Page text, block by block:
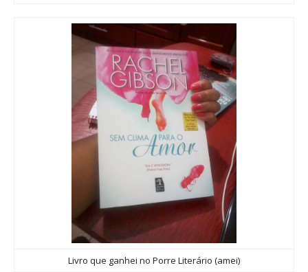
Livro que ganhei no Porre Literário (amei)